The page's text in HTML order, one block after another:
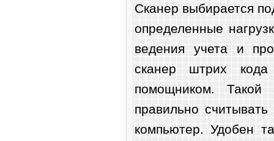
Сканер выбирается
определенные
ведения учета и
сканер штрих
помощником. Такой
правильно
компьютер. Удобен